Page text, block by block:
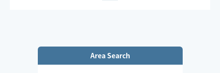
Area Search